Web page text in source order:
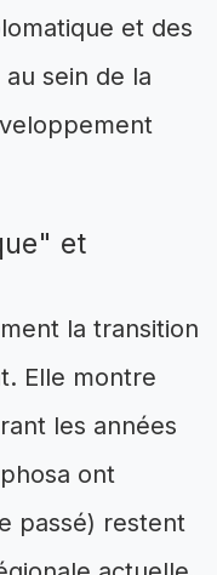
et des
sein de la
et
la transition
Elle montre
les années
ont
passé) restent